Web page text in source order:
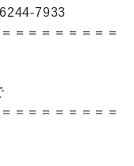
7933
＝＝＝＝＝＝＝＝
＝＝＝＝＝＝＝＝